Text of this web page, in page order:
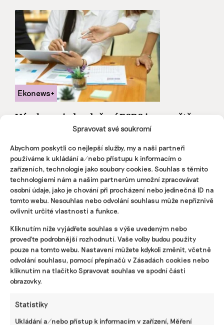
Spravovat své soukromí
Abychom poskytli co nejlepší služby, my a naši partneři
používáme k ukládání a/nebo přístupu k informacím o
zařízeních, technologie jako soubory cookies. Souhlas s těmito
technologiemi nám a našim partnerům umožní zpracovávat
osobní údaje, jako je chování při procházení nebo jedinečná ID na
tomto webu. Nesouhlas nebo odvolání souhlasu může nepříznivě
ovlivnit určité vlastnosti a funkce.
Kliknutím níže vyjádřete souhlas s výše uvedeným nebo
proveďte podrobnější rozhodnutí. Vaše volby budou použity
pouze na tomto webu. Nastavení můžete kdykoli změnit, včetně
odvolání souhlasu, pomocí přepínačů v Zásadách cookies nebo
kliknutím na tlačítko Spravovat souhlas ve spodní části
obrazovky.
Statistiky
Ukládání a/nebo přístup k informacím v zařízení, Měření
Návrh na zjednodušení ESRS je na světě.
Nefinanční zprávy mají mít o 57 procent
Evropská poradní skupina pro finanční výkaznictví
koncem minulého týdne zveřejnila zjednodušené
evropské standardy pro nefinanční reporting ESRS. Nyní
běží 60denní lhůta, během níž bude shromažďovat
připomínky všech zainteresovaných stran.
Tomáš Pohanka | 04. srpna 2025 | ESG
nefinanční reporting